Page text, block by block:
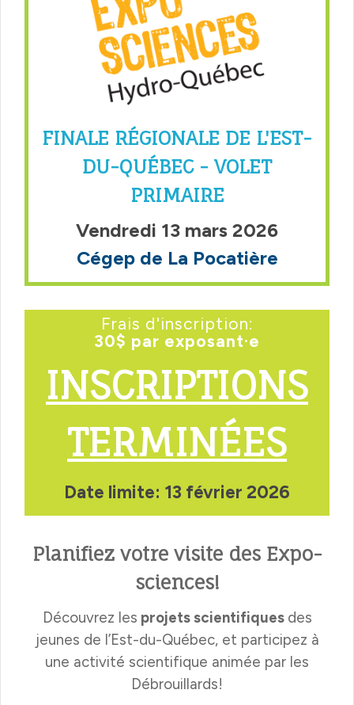
FINALE RÉGIONALE DE L'EST-
DU-QUÉBEC - VOLET
PRIMAIRE
Vendredi 13 mars 2026
Cégep de La Pocatière
Frais d'inscription:
30$ par exposant·e
INSCRIPTIONS
TERMINÉES
Date limite: 13 février 2026
Planifiez votre visite des Expo-
sciences!
Découvrez les projets scientifiques des
jeunes de l’Est-du-Québec, et participez à
une activité scientifique animée par les
Débrouillards!